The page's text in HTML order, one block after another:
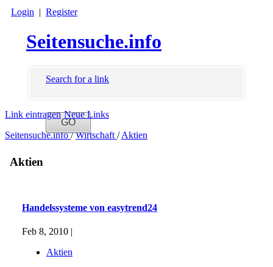
Login | Register
Seitensuche.info
Search for a link
Link eintragen Neue Links
Seitensuche.info/ Wirtschaft/Aktien
Aktien
Handelssysteme von easytrend24
Feb 8, 2010 |
Aktien